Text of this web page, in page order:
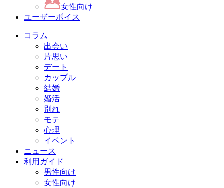
女性向け
ユーザーボイス
コラム
出会い
片思い
デート
カップル
結婚
婚活
別れ
モテ
心理
イベント
ニュース
利用ガイド
男性向け
女性向け